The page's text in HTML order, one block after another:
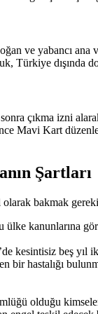
ve yabancı
Türkiye dışında
çıkma izni
Mavi Kart
Şartları
olarak bakmak
kanunlarına
kesintisiz beş yıl
bir hastalığı
olduğu